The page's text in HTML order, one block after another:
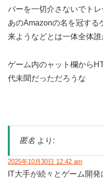
バーを一切介さないでト
あのAmazonの名を冠する
来ようなどとは一体全体誰
ゲーム内のャット欄から
代未聞だっただろうな
匿名 より:
2025年10月30日 12:42 am
IT大手が続々とゲーム開